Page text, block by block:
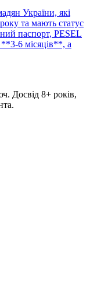
України, які
та мають статус
паспорт, PESEL
**3-6 місяців**, а
Досвід 8+ років,